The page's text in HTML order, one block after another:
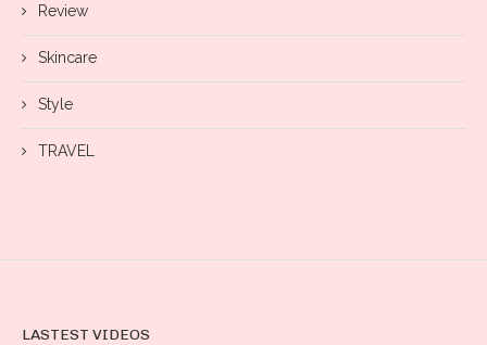
Review
Skincare
Style
TRAVEL
LASTEST VIDEOS